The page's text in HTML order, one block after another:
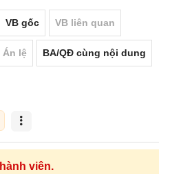
VB gốc VB liên quan
Án lệ BA/QĐ cùng nội dung
viên.